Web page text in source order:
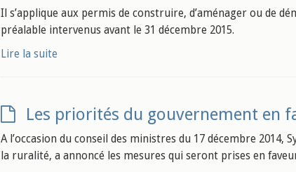
Il s’applique aux permis de construire, d’aménager ou de
préalable intervenus avant le 31 décembre 2015.
Lire la suite
Les priorités du gouvernement en
A l’occasion du conseil des ministres du 17 décembre
la ruralité, a annoncé les mesures qui seront prises en